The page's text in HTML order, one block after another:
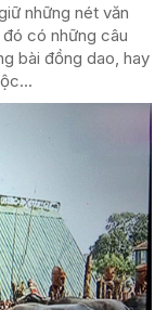
những nét văn
có những câu
bài đồng dao, hay